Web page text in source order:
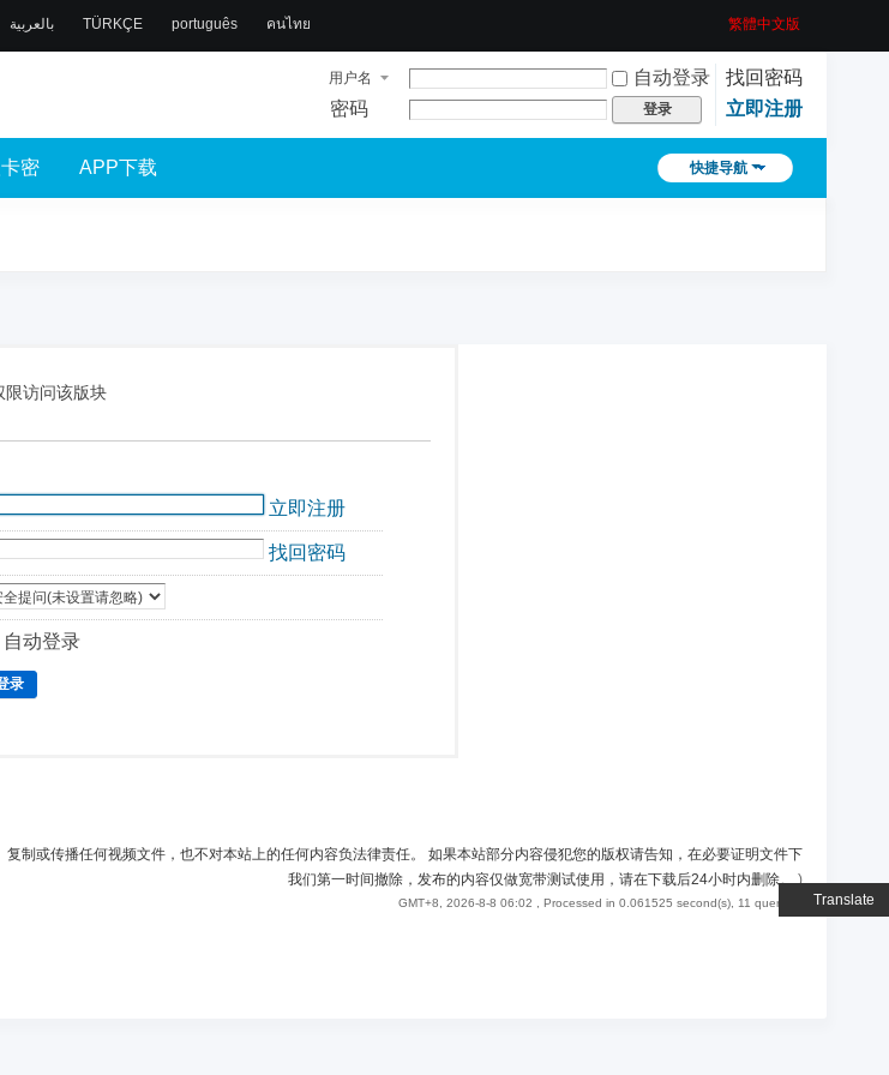
Translate
بالعربية TÜRKÇE português คนไทย 繁體中文版
用户名 自动登录
找回密码
密码
登录 立即注册
快捷导航
密 APP下载
限访问该版块
立即注册
找回密码
自动登录
录
制或传播任何视频文件，也不对本站上的任何内容负法律责任。 如果本站部分内容侵犯您的版权请告知，在必要证明文件下
我们第一时间撤除，发布的内容仅做宽带测试使用，请在下载后24小时内删除。)
GMT+8, 2026-8-8 06:02 , Processed in 0.061525 second(s), 11 queries .